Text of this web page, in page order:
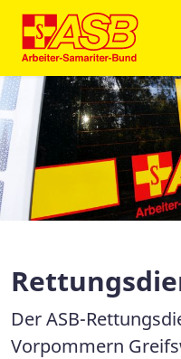
Der ASB-
Vorpommern